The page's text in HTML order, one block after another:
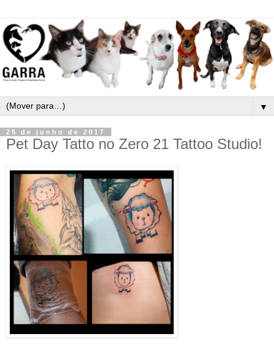
▼
25 de junho de 2017
Pet Day Tatto no Zero 21 Tattoo Studio!